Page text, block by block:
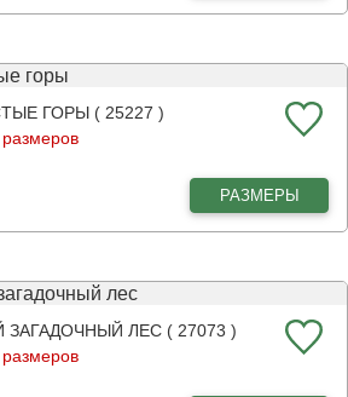
ГОРЫ ( 25227 )
размеров
РАЗМЕРЫ
ЛЕС ( 27073 )
размеров